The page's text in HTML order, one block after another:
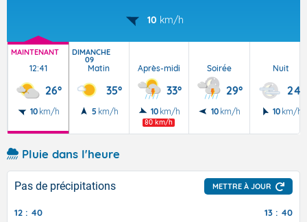
10 km/h
MAINTENANT
12:41
26°
10 km/h
DIMANCHE
09
Matin
35°
5 km/h
Après-midi
33°
10 km/h
80 km/h
Soirée
29°
10 km/h
Nuit
24°
10 km/h
Pluie dans l'heure
Pas de précipitations METTRE À JOUR
12 : 40 13 : 40